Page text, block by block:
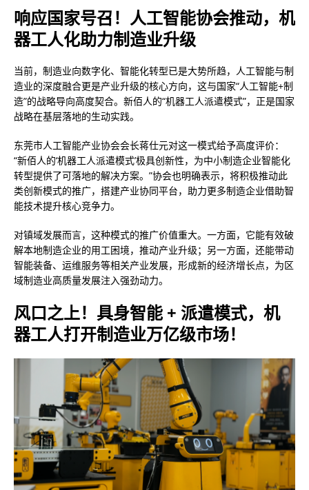
响应国家号召！人工智能协会推动，机
器工人化助力制造业升级
当前，制造业向数字化、智能化转型已是大势所趋，人工智能与制
造业的深度融合更是产业升级的核心方向，这与国家“人工智能+制
造”的战略导向高度契合。新佰人的“机器工人派遣模式”，正是国家
战略在基层落地的生动实践。
东莞市人工智能产业协会会长蒋仕元对这一模式给予高度评价：
“新佰人的‘机器工人派遣模式’极具创新性，为中小制造企业智能化
转型提供了可落地的解决方案。”协会也明确表示，将积极推动此
类创新模式的推广，搭建产业协同平台，助力更多制造企业借助智
能技术提升核心竞争力。
对镇域发展而言，这种模式的推广价值重大。一方面，它能有效破
解本地制造企业的用工困境，推动产业升级；另一方面，还能带动
智能装备、运维服务等相关产业发展，形成新的经济增长点，为区
域制造业高质量发展注入强劲动力。
风口之上！具身智能 + 派遣模式，机
器工人打开制造业万亿级市场！